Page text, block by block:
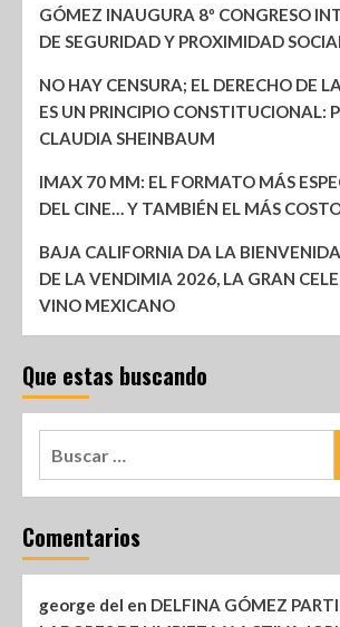
GÓMEZ INAUGURA 8º CONGRESO
DE SEGURIDAD Y PROXIMIDAD
NO HAY CENSURA; EL DERECHO DE
ES UN PRINCIPIO CONSTITUCIONAL:
CLAUDIA SHEINBAUM
IMAX 70 MM: EL FORMATO MÁS
DEL CINE… Y TAMBIÉN EL MÁS
BAJA CALIFORNIA DA LA
DE LA VENDIMIA 2026, LA GRAN
VINO MEXICANO
Que estas buscando
Comentarios
george del en DELFINA GÓMEZ